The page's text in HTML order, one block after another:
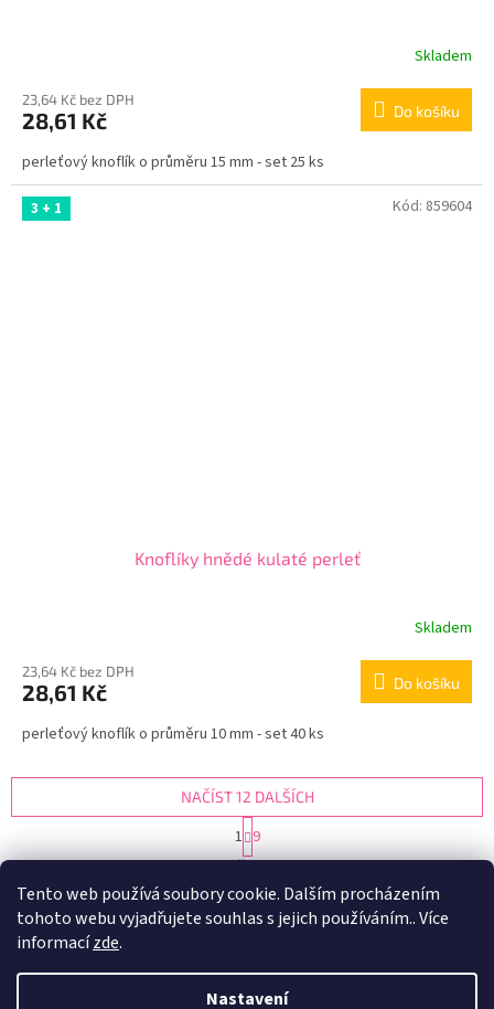
Tento web používá soubory cookie. Dalším procházením
tohoto webu vyjadřujete souhlas s jejich používáním.. Více
informacízde.
Nastavení
Skladem
23,64 Kč bez DPH
28,61 Kč Do košíku
perleťový knoflík o průměru 15 mm - set 25 ks
3 + 1
Knoflíky hnědé kulaté perleť
Skladem
23,64 Kč bez DPH
28,61 Kč Do košíku
perleťový knoflík o průměru 10 mm - set 40 ks
Kód: 859604
O
l
á
c
í
NAČÍST 12 DALŠÍCH
S
t
r
n
k
á
n
1 9
105položek celkem
NAHORU